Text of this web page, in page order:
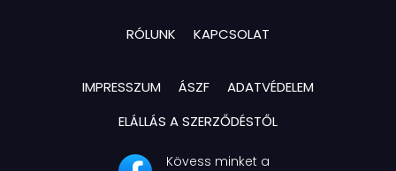
RÓLUNK KAPCSOLAT
IMPRESSZUM ÁSZF
ADATVÉDELEM
ELÁLLÁS A SZERZŐDÉSTŐL
Kövess minket a